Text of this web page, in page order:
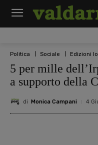
Politica Sociale Edizioni
5 per mille
a supporto della
di Monica Campani 4